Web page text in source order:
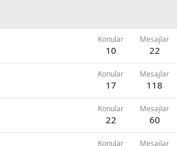
Konular
10
Mesajlar
22
Konular
17
Mesajlar
118
Konular
22
Mesajlar
60
Konular Mesajlar